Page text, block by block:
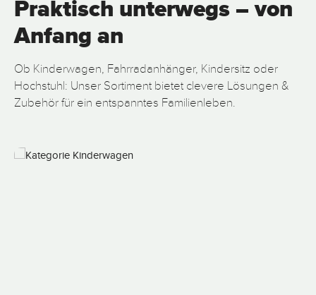
Praktisch unterwegs – von
Anfang an
Ob Kinderwagen, Fahrradanhänger, Kindersitz oder
Hochstuhl: Unser Sortiment bietet clevere Lösungen &
Zubehör für ein entspanntes Familienleben.
Bildergalerie überspringen
Kinderwagen & Buggys Flexibel unterwegs mit Kind und Komfort